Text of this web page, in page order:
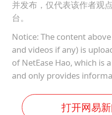
并发布，仅代表该作者观
台。
Notice: The content
and videos if any) is
of NetEase Hao, which is
and only provides
打开网易